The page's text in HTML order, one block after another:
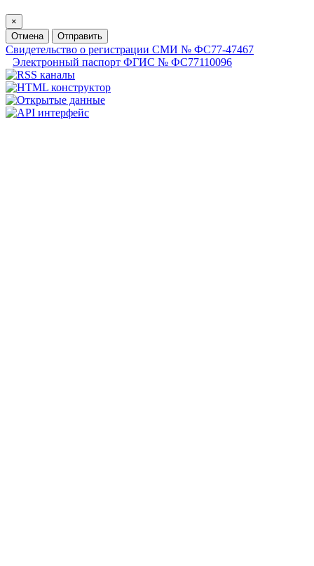
×
Отмена
Отправить
Свидетельство о регистрации СМИ № ФС77-47467
Электронный паспорт ФГИС № ФС77110096